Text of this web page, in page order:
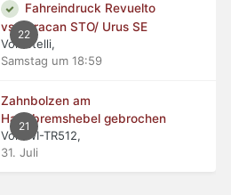
22
Fahreindruck Revuelto
vs Huracan STO/ Urus SE
Von stelli,
Samstag um 18:59
21
Zahnbolzen am
Handbremshebel gebrochen
Von WI-TR512,
31. Juli